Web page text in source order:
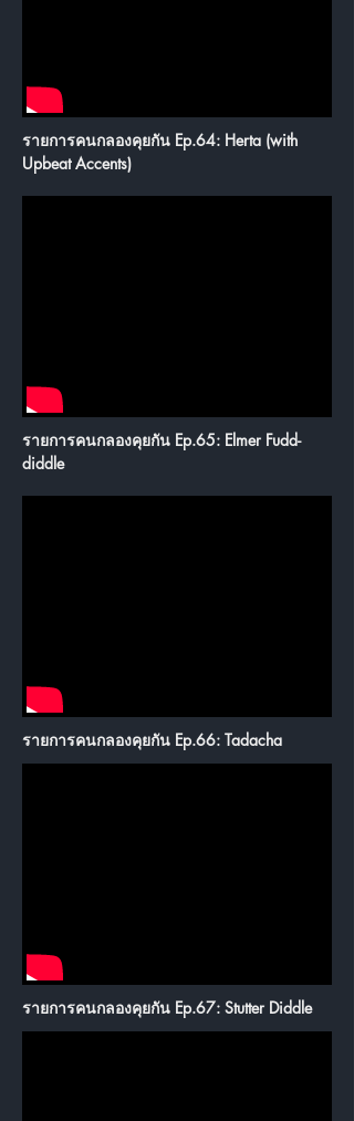
รายการคนกลองคุยกัน Ep.64: Herta (with
Upbeat Accents)
รายการคนกลองคุยกัน Ep.65: Elmer Fudd-
diddle
รายการคนกลองคุยกัน Ep.66: Tadacha
รายการคนกลองคุยกัน Ep.67: Stutter Diddle